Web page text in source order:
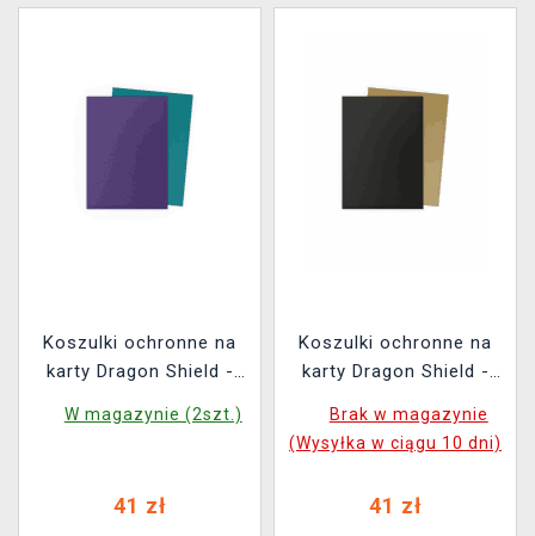
Koszulki ochronne na
karty Dragon Shield -
& Petrol (100 szt.)
W magazynie (2szt.)
41 zł
Koszulki ochronne na
karty Dragon Shield -
Black & Gold (100 szt.)
Brak w magazynie
(Wysyłka w ciągu 10 dni)
41 zł